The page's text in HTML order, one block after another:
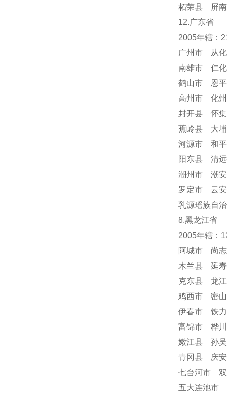
柘荣县 屏
12.广东省
2005年辖：
广州市 从
南雄市 仁
鹤山市 恩
高州市 化
封开县 怀
蕉岭县 大
河源市 和
阳东县 清
潮州市 潮
罗定市 云
乳源瑶族自
8.黑龙江省
2005年辖：
阿城市 尚
木兰县 延
克东县 龙
鸡西市 密
伊春市 铁
富锦市 桦
嫩江县 孙
青冈县 庆
七台河市
五大连池市